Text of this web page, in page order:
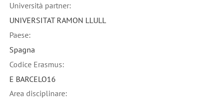
Università partner:
UNIVERSITAT RAMON LLULL
Paese:
Spagna
Codice Erasmus:
E BARCELO16
Area disciplinare: